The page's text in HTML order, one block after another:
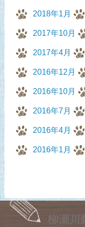
2018年1月
2017年10月
2017年4月
2016年12月
2016年10月
2016年7月
2016年4月
2016年1月
柳瀬川